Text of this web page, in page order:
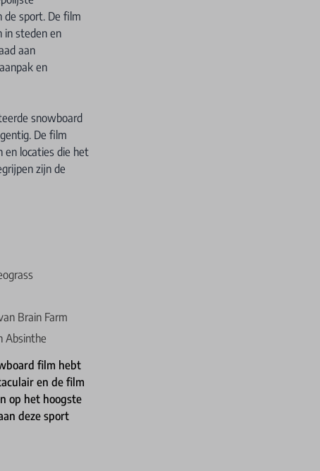
de sport. De film
in steden en
aan
en
snowboard
De film
en locaties die het
zijn de
Brain Farm
Absinthe
film hebt
en de film
op het hoogste
deze sport